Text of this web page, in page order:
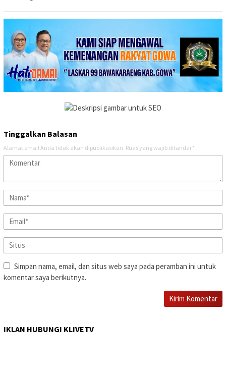
Tinggalkan Balasan
Alamat email Anda tidak akan dipublikasikan. Ruas yang wajib ditandai *
Simpan nama, email, dan situs web saya pada peramban ini untuk
komentar saya berikutnya.
IKLAN HUBUNGI KLIVETV